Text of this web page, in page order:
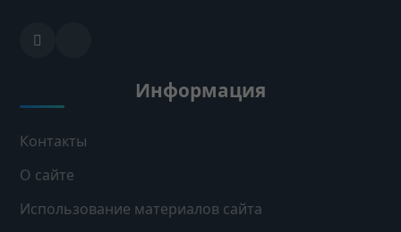
Информация
Контакты
О сайте
Использование материалов сайта